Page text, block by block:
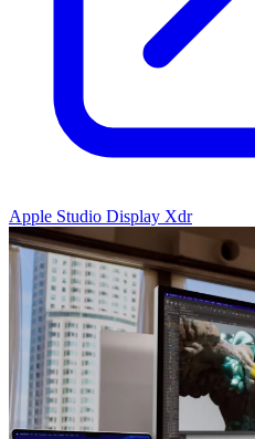
Apple Studio Display Xdr